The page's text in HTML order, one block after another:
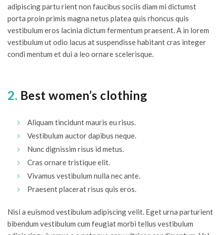
adipiscing partu rient non faucibus sociis diam mi dictumst
porta proin primis magna netus platea quis rhoncus quis
vestibulum eros lacinia dictum fermentum praesent. A in lorem
vestibulum ut odio lacus at suspendisse habitant cras integer
condi mentum et dui a leo ornare scelerisque.
2. Best women’s clothing
Aliquam tincidunt mauris eu risus.
Vestibulum auctor dapibus neque.
Nunc dignissim risus id metus.
Cras ornare tristique elit.
Vivamus vestibulum nulla nec ante.
Praesent placerat risus quis eros.
Nisi a euismod vestibulum adipiscing velit. Eget urna parturient
bibendum vestibulum cum feugiat morbi tellus vestibulum